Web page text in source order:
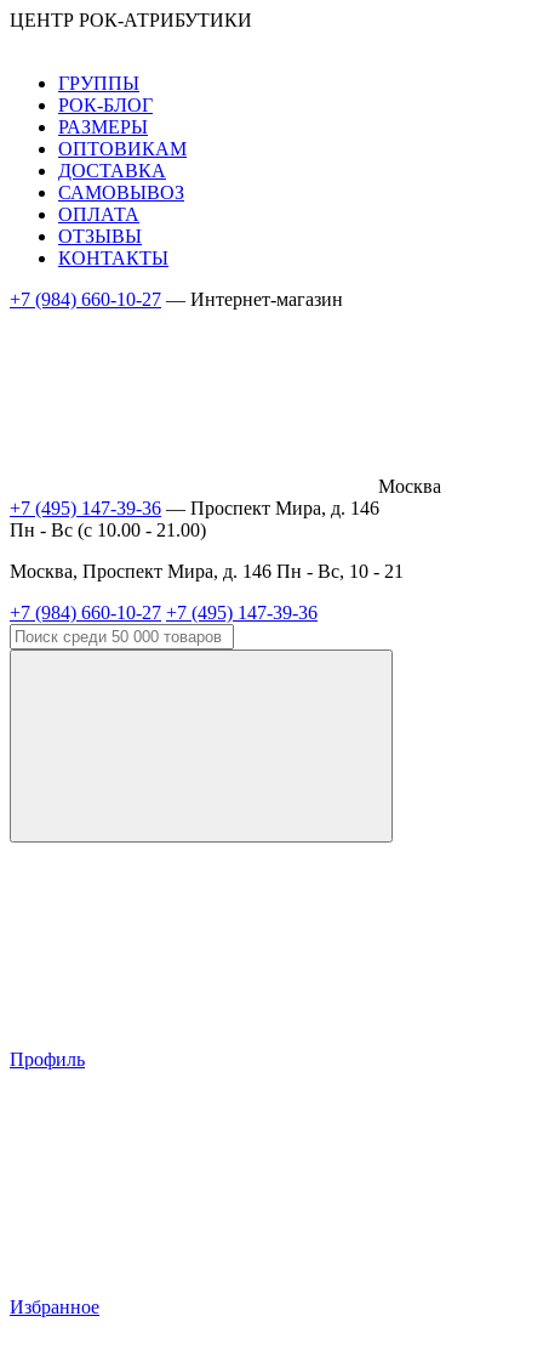
ЦЕНТР РОК-АТРИБУТИКИ
ГРУППЫ
РОК-БЛОГ
РАЗМЕРЫ
ОПТОВИКАМ
ДОСТАВКА
САМОВЫВОЗ
ОПЛАТА
ОТЗЫВЫ
КОНТАКТЫ
+7 (984) 660-10-27 — Интернет-магазин
Москва
+7 (495) 147-39-36 — Проспект Мира, д. 146
Пн - Вс (c 10.00 - 21.00)
Москва, Проспект Мира, д. 146 Пн - Вс, 10 - 21
+7 (984) 660-10-27 +7 (495) 147-39-36
Профиль
Избранное